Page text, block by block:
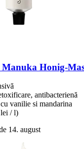
Honig-​
antibacterienă
vanilie si mandarina
/ l)
14. august